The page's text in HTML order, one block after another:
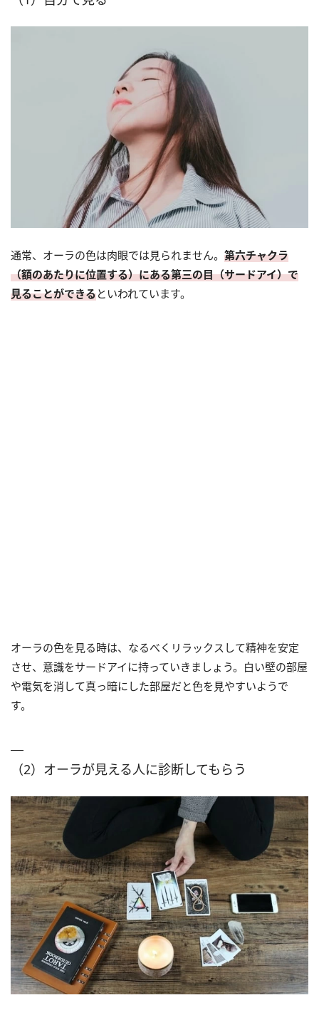
通常、オーラの色は肉眼では見られません。 第六チャクラ
（額のあたりに位置する）にある第三の目（サードアイ）で
見ることができるといわれています。
オーラの色を見る時は、なるべくリラックスして精神を安定
させ、意識をサードアイに持っていきましょう。白い壁の部屋
や電気を消して真っ暗にした部屋だと色を見やすいようで
す。
（2）オーラが見える人に診断してもらう